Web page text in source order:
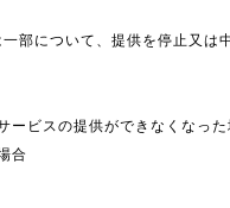
部について、提供を停止又は
ービスの提供ができなくなった
合